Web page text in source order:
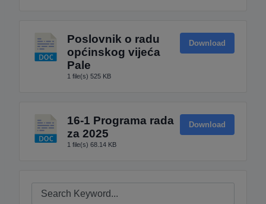
Poslovnik o radu
općinskog vijeća
Pale
1 file(s) 525 KB
Download
16-1 Programa rada
za 2025
1 file(s) 68.14 KB
Download